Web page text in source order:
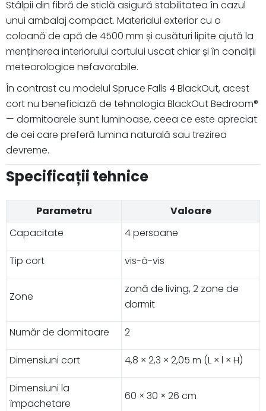
Stâlpii din fibră de sticlă asigură stabilitatea în cazul
unui ambalaj compact. Materialul exterior cu o
coloană de apă de 4500 mm și cusături lipite ajută la
menținerea interiorului cortului uscat chiar și în condiții
meteorologice nefavorabile.
În contrast cu modelul Spruce Falls 4 BlackOut, acest
cort nu beneficiază de tehnologia BlackOut Bedroom®
— dormitoarele sunt luminoase, ceea ce este apreciat
de cei care preferă lumina naturală sau trezirea
devreme.
Specificații tehnice
Parametru
Valoare
Capacitate
4 persoane
Tip cort vis-à-vis
Zone
zonă de living, 2 zone de
dormit
Număr de dormitoare 2
Dimensiuni cort 4,8 × 2,3 × 2,05 m (L × l × H)
Dimensiuni la
împachetare
60 × 30 × 26 cm